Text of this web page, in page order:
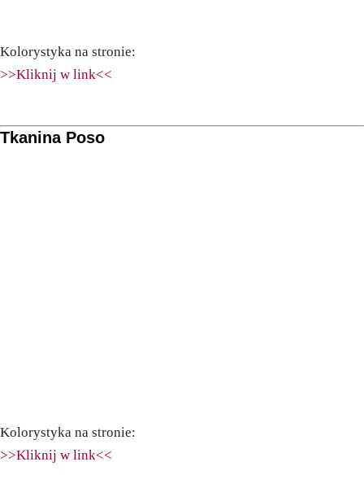
Kolorystyka na stronie:
>>Kliknij w link<<
Tkanina Poso
Kolorystyka na stronie:
>>Kliknij w link<<